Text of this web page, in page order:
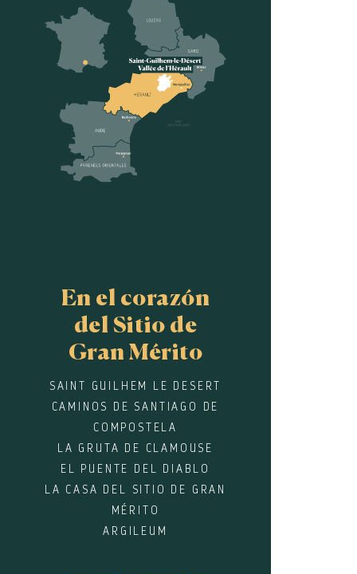
En el corazón
del Sitio de
Gran Mérito
SAINT GUILHEM LE DESERT
CAMINOS DE SANTIAGO DE
COMPOSTELA
LA GRUTA DE CLAMOUSE
EL PUENTE DEL DIABLO
LA CASA DEL SITIO DE GRAN
MÉRITO
ARGILEUM